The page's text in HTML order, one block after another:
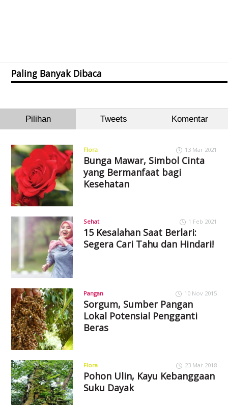
Paling Banyak Dibaca
Pilihan Tweets Komentar
Flora 13 Mar 2021
Bunga Mawar, Simbol Cinta
yang Bermanfaat bagi
Kesehatan
Sehat 1 Feb 2021
15 Kesalahan Saat Berlari:
Segera Cari Tahu dan Hindari!
Pangan 10 Nov 2015
Sorgum, Sumber Pangan
Lokal Potensial Pengganti
Beras
Flora 23 Mar 2018
Pohon Ulin, Kayu Kebanggaan
Suku Dayak